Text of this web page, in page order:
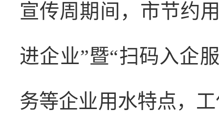
宣传周期间，市节约
进企业”暨“扫码入企
务等企业用水特点，